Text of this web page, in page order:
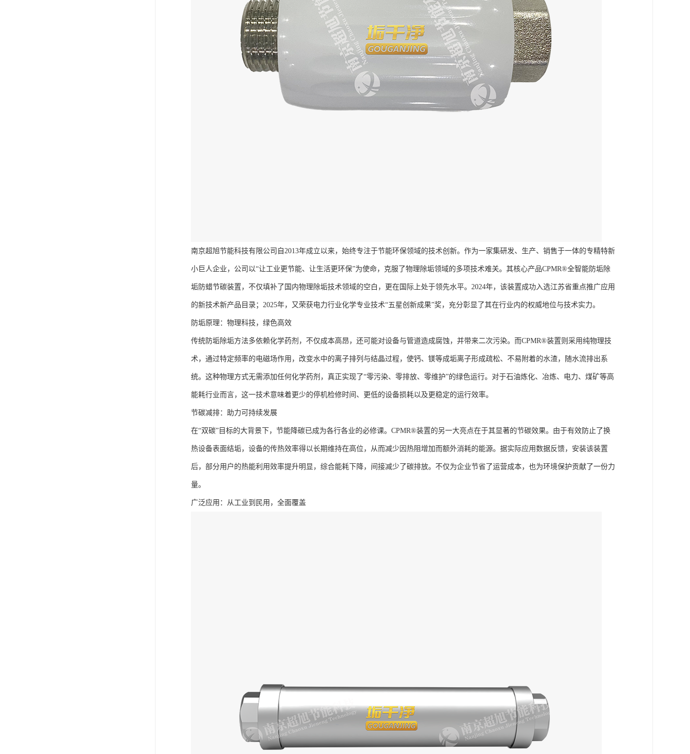
南京超旭节能科技有限公司自2013年成立以来，始终专注于节能环保领域的技术创新。作为一家集研发、生产、销售于一体的专精特新
小巨人企业，公司以“让工业更节能、让生活更环保”为使命，克服了物理除垢领域的多项技术难关。其核心产品CPMR®全智能防垢除
垢防蜡节碳装置，不仅填补了国内物理除垢技术领域的空白，更在国际上处于领先水平。2024年，该装置成功入选江苏省重点推广应用
的新技术新产品目录；2025年，又荣获电力行业化学专业技术“五星创新成果”奖，充分彰显了其在行业内的权威地位与技术实力。
防垢原理：物理科技，绿色高效
传统防垢除垢方法多依赖化学药剂，不仅成本高昂，还可能对设备与管道造成腐蚀，并带来二次污染。而CPMR®装置则采用纯物理技
术，通过特定频率的电磁场作用，改变水中的离子排列与结晶过程，使钙、镁等成垢离子形成疏松、不易附着的水渣，随水流排出系
统。这种物理方式无需添加任何化学药剂，真正实现了“零污染、零排放、零维护”的绿色运行。对于石油炼化、冶炼、电力、煤矿等高
能耗行业而言，这一技术意味着更少的停机检修时间、更低的设备损耗以及更稳定的运行效率。
节碳减排：助力可持续发展
在“双碳”目标的大背景下，节能降碳已成为各行各业的必修课。CPMR®装置的另一大亮点在于其显著的节碳效果。由于有效防止了换
热设备表面结垢，设备的传热效率得以长期维持在高位，从而减少因热阻增加而额外消耗的能源。据实际应用数据反馈，安装该装置
后，部分用户的热能利用效率提升明显，综合能耗下降，间接减少了碳排放。不仅为企业节省了运营成本，也为环境保护贡献了一份力
量。
广泛应用：从工业到民用，全面覆盖